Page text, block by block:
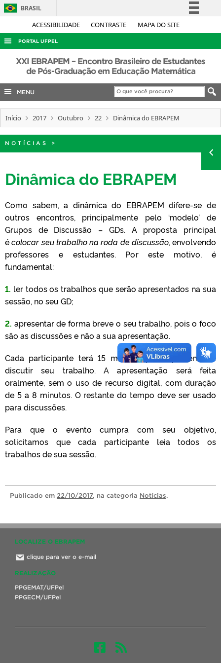
ACESSIBILIDADE CONTRASTE MAPA DO SITE
BRASIL
Simplifique!
Acesso à informação
Legislação
Canais
PORTAL UFPEL
ACESSO À INFORMAÇÃO
AUDITORIA
COBALTO
CONCURSOS
INTERNACIONAL
PORTARIAS
XXI EBRAPEM – Encontro Brasileiro de Estudantes
de Pós-Graduação em Educação Matemática
MENU
Início 2017 Outubro 22 Dinâmica do EBRAPEM
NOTÍCIAS >
Dinâmica do EBRAPEM
Como sabem, a dinâmica do EBRAPEM difere-se de
outros encontros, principalmente pelo ‘modelo’ de
Grupos de Discussão – GDs. A proposta principal
écolocar seu trabalho na roda de discussão, envolvendo
professores e estudantes. Por este motivo, é
fundamental:
1. ler todos os trabalhos que serão apresentados na sua
sessão, no seu GD;
2. apresentar de forma breve o seu trabalho, pois o foco
são as discussões e não a sua apresentação.
Cada participante terá 15 minutos para apresentar e
discutir seu trabalho. A apresentação será feita
oralmente, sem o uso de recurso digital, com duração
de 5 a 8 minutos. O restante do tempo deve ser usado
para discussões.
Para que o evento cumpra com seu objetivo,
solicitamos que cada participante leia todos os
trabalhos de sua sessão.
Publicado em 22/10/2017, na categoria Notícias.
LOCALIZE O EBRAPEM
clique para ver o e-mail
REALIZAÇÃO
PPGEMAT/UFPel
PPGECM/UFPel